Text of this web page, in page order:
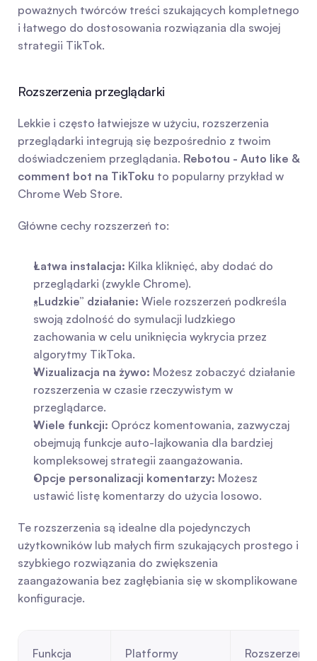
poważnych twórców treści szukających kompletnego
i łatwego do dostosowania rozwiązania dla swojej
strategii TikTok.
Rozszerzenia przeglądarki
Lekkie i często łatwiejsze w użyciu, rozszerzenia
przeglądarki integrują się bezpośrednio z twoim
doświadczeniem przeglądania. Rebotou - Auto like &
comment bot na TikToku to popularny przykład w
Chrome Web Store.
Główne cechy rozszerzeń to:
Łatwa instalacja: Kilka kliknięć, aby dodać do
przeglądarki (zwykle Chrome).
„Ludzkie” działanie: Wiele rozszerzeń podkreśla
swoją zdolność do symulacji ludzkiego
zachowania w celu uniknięcia wykrycia przez
algorytmy TikToka.
Wizualizacja na żywo: Możesz zobaczyć działanie
rozszerzenia w czasie rzeczywistym w
przeglądarce.
Wiele funkcji: Oprócz komentowania, zazwyczaj
obejmują funkcje auto-lajkowania dla bardziej
kompleksowej strategii zaangażowania.
Opcje personalizacji komentarzy: Możesz
ustawić listę komentarzy do użycia losowo.
Te rozszerzenia są idealne dla pojedynczych
użytkowników lub małych firm szukających prostego i
szybkiego rozwiązania do zwiększenia
zaangażowania bez zagłębiania się w skomplikowane
konfiguracje.
Funkcja
Platformy
Rozszerzenia